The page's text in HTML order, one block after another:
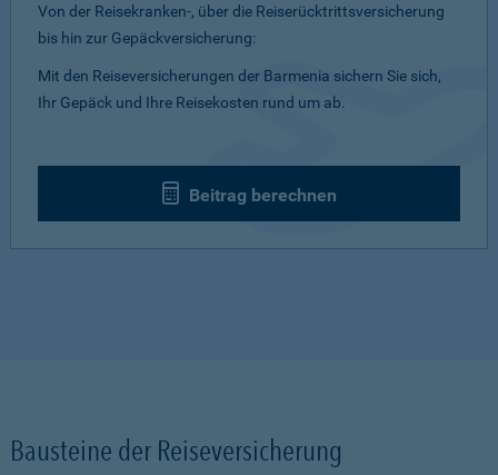
Von der Reisekranken-, über die Reiserücktrittsversicherung
bis hin zur Gepäckversicherung:
Mit den Reiseversicherungen der Barmenia sichern Sie sich,
Ihr Gepäck und Ihre Reisekosten rund um ab.
Beitrag berechnen
Bausteine der Reiseversicherung